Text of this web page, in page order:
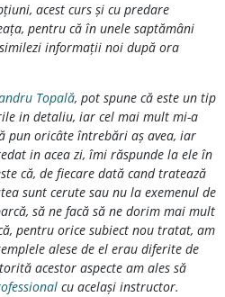
acest curs și cu predare
pentru că în unele saptămâni
informații noi după ora
Topală, pot spune că este un tip
in detaliu, iar cel mai mult mi-a
pun oricâte întrebări aș avea, iar
in acea zi, îmi răspunde la ele în
că, de fiecare dată cand tratează
sunt cerute sau nu la exemenul de
să ne facă să ne dorim mai mult
pentru orice subiect nou tratat, am
alese de el erau diferite de
acestor aspecte am ales să
cu același instructor.